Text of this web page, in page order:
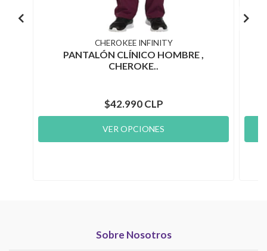
CHEROKEE INFINITY
PANTALÓN CLÍNICO HOMBRE ,
CHEROKE..
$42.990 CLP
VER OPCIONES
Sobre Nosotros